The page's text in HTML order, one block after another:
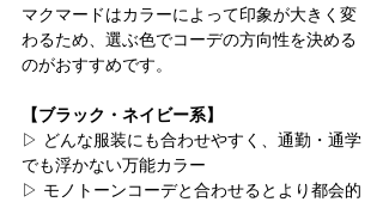
マクマードはカラーによって印象が大きく変
わるため、選ぶ色でコーデの方向性を決める
のがおすすめです。
【ブラック・ネイビー系】
▷ どんな服装にも合わせやすく、通勤・通学
でも浮かない万能カラー
▷ モノトーンコーデと合わせるとより都会的